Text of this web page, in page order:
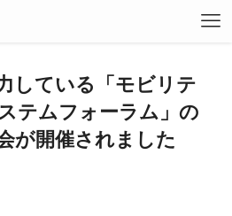
している「モビリテ
テムフォーラム」の
が開催されました